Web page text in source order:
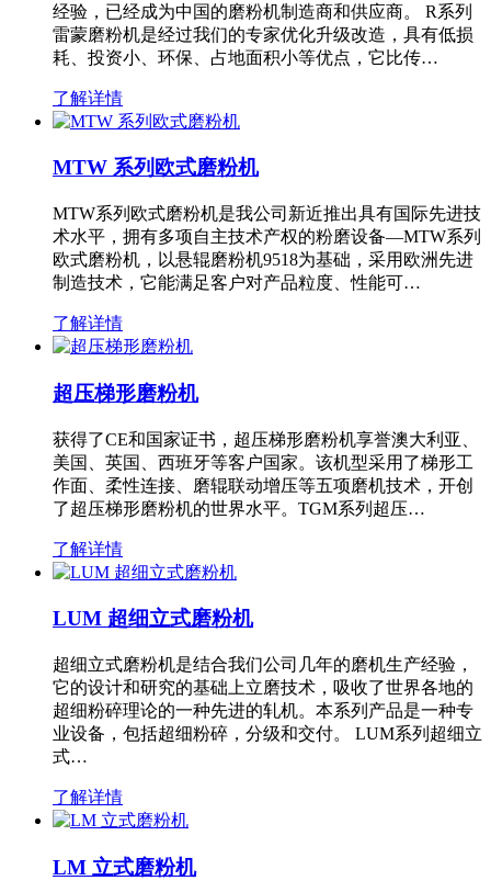
经验，已经成为中国的磨粉机制造商和供应商。 R系列
雷蒙磨粉机是经过我们的专家优化升级改造，具有低损
耗、投资小、环保、占地面积小等优点，它比传…
了解详情
MTW 系列欧式磨粉机
MTW系列欧式磨粉机是我公司新近推出具有国际先进技
术水平，拥有多项自主技术产权的粉磨设备—MTW系列
欧式磨粉机，以悬辊磨粉机9518为基础，采用欧洲先进
制造技术，它能满足客户对产品粒度、性能可…
了解详情
超压梯形磨粉机
获得了CE和国家证书，超压梯形磨粉机享誉澳大利亚、
美国、英国、西班牙等客户国家。该机型采用了梯形工
作面、柔性连接、磨辊联动增压等五项磨机技术，开创
了超压梯形磨粉机的世界水平。TGM系列超压…
了解详情
LUM 超细立式磨粉机
超细立式磨粉机是结合我们公司几年的磨机生产经验，
它的设计和研究的基础上立磨技术，吸收了世界各地的
超细粉碎理论的一种先进的轧机。本系列产品是一种专
业设备，包括超细粉碎，分级和交付。 LUM系列超细立
式…
了解详情
LM 立式磨粉机